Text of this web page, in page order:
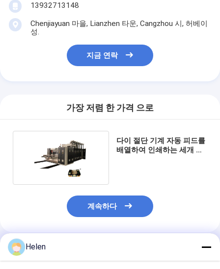
13932713148
Chenjiayuan 마을, Lianzhen 타운, Cangzhou 시, 허베이
성.
지금 연락
가장 저렴 한 가격 으로
다이 절단 기계 자동 피드를
배열하여 인쇄하는 세개 색
계속하다
추천된 제품
Helen